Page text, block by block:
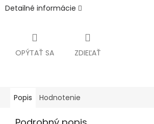
Detailné informácie
OPÝTAŤ SA ZDIEĽAŤ
Popis Hodnotenie